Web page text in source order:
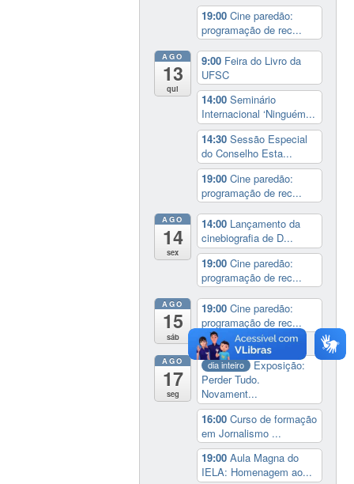
19:00Cine paredão:
programação de rec...
AGO
13
qui
9:00 Feira do Livro da
UFSC
14:00Seminário
Internacional ‘Ninguém...
14:30Sessão Especial
do Conselho Esta...
19:00Cine paredão:
programação de rec...
AGO
14
sex
14:00 Lançamento da
cinebiografia de D...
19:00Cine paredão:
programação de rec...
AGO
15
sáb
19:00Cine paredão:
programação de rec...
AGO
17
seg
dia inteiro
Exposição:
Perder Tudo.
Novament...
16:00Curso de formação
em Jornalismo ...
19:00Aula Magna do
IELA: Homenagem ao...